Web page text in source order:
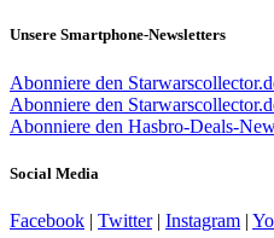
Unsere Smartphone-Newsletters
Abonniere den
Abonniere den
Abonniere den Hasbro-Deals-
Social Media
Facebook | Twitter| Instagram |